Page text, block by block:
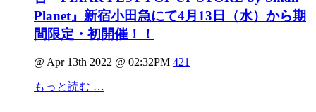
Planet』新宿小田急にて4月13日（水）から期
間限定・初開催！！
@ Apr 13th 2022 @ 02:32PM 421
もっと読む …